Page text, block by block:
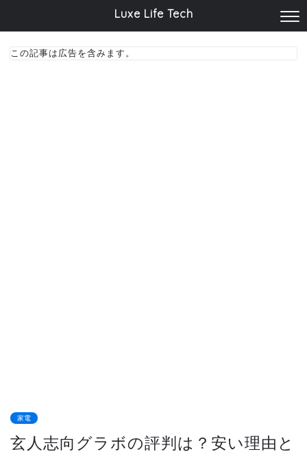
Luxe Life Tech
この記事は広告を含みます。
家電
玄人志向グラボの評判は？安い理由と